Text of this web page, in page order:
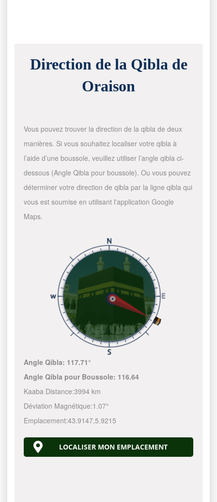
Direction de la Qibla de
Oraison
Vous pouvez trouver la direction de la qibla de deux
manières. Si vous souhaitez localiser votre qibla à
l’aide d’une boussole, veuillez utiliser l’angle qibla ci-
dessous (Angle Qibla pour boussole). Ou vous pouvez
déterminer votre direction de qibla par la ligne qibla qui
vous est soumise en utilisant l'application Google
Maps.
Angle Qibla: 117.71°
Angle Qibla pour Boussole: 116.64
Kaaba Distance:3994 km
Déviation Magnétique:1.07°
Emplacement:43.9147,5.9215
LOCALISER MON EMPLACEMENT